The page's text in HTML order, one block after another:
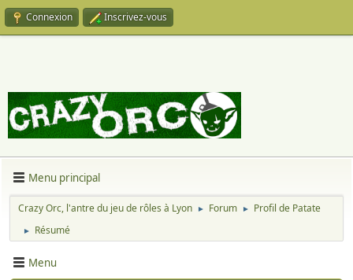
Connexion Inscrivez-vous
Menu principal
Crazy Orc, l'antre du jeu de rôles à Lyon ► Forum ► Profil de Patate
► Résumé
Menu